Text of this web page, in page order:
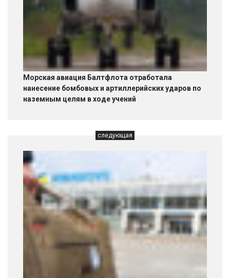
Морская авиация Балтфлота отработала
нанесение бомбовых и артиллерийских ударов по
наземным целям в ходе учений
следующая